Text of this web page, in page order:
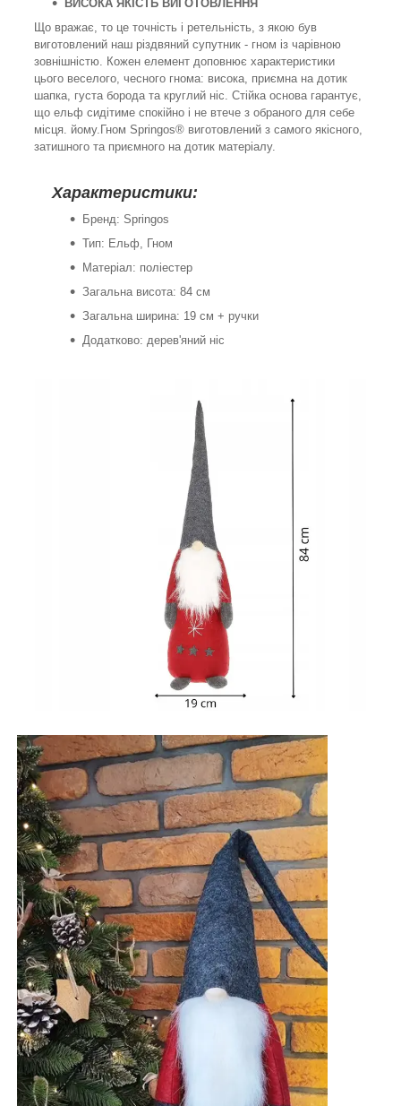
ВИСОКА ЯКІСТЬ ВИГОТОВЛЕННЯ
Що вражає, то це точність і ретельність, з якою був
виготовлений наш різдвяний супутник - гном із чарівною
зовнішністю. Кожен елемент доповнює характеристики
цього веселого, чесного гнома: висока, приємна на дотик
шапка, густа борода та круглий ніс. Стійка основа гарантує,
що ельф сидітиме спокійно і не втече з обраного для себе
місця. йому.Гном Springos® виготовлений з самого якісного,
затишного та приємного на дотик матеріалу.
Характеристики:
Бренд: Springos
Тип: Ельф, Гном
Матеріал: поліестер
Загальна висота: 84 см
Загальна ширина: 19 см + ручки
Додатково: дерев'яний ніс